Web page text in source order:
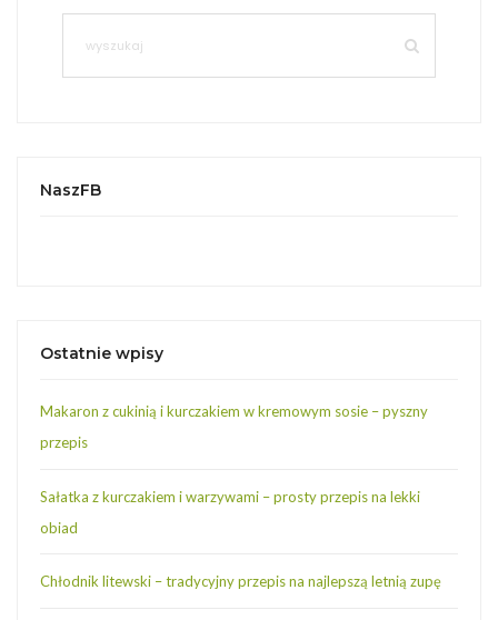
NaszFB
Ostatnie wpisy
Makaron z cukinią i kurczakiem w kremowym sosie – pyszny
przepis
Sałatka z kurczakiem i warzywami – prosty przepis na lekki
obiad
Chłodnik litewski – tradycyjny przepis na najlepszą letnią zupę